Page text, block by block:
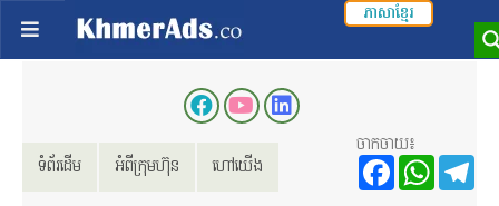
ភាសាខ្មែរ
ទំព័រដើម អំពីក្រុមហ៊ុន ហៅយើង
ចាកចាយ៖